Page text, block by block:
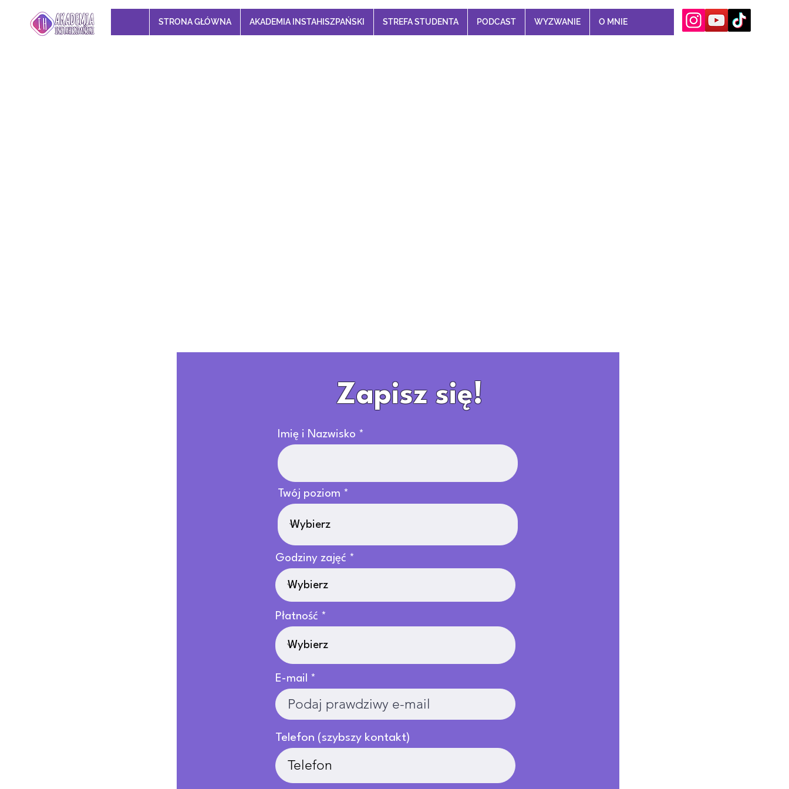
STRONA GŁÓWNA AKADEMIA INSTAHISZPAŃSKI STREFA STUDENTA PODCAST WYZWANIE O MNIE
Zapisz się!
Imię i Nazwisko
Twój poziom
Godziny zajęć
Płatność
E-mail
Telefon (szybszy kontakt)